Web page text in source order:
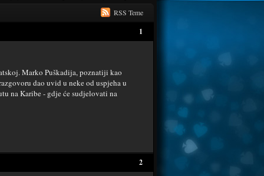
RSS Teme
1
Marko Puškadija, poznatiji kao
dao uvid u neke od uspjeha u
na Karibe - gdje će sudjelovati na
2